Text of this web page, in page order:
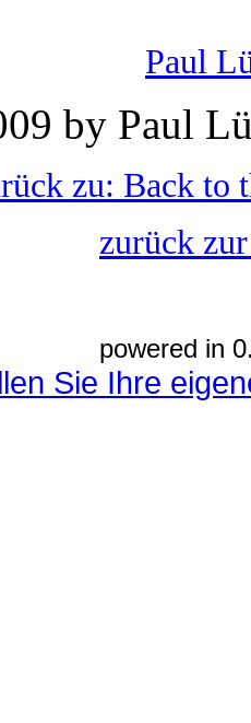
Paul
by Paul
zu: Back to
zurück
powered in
Sie Ihre